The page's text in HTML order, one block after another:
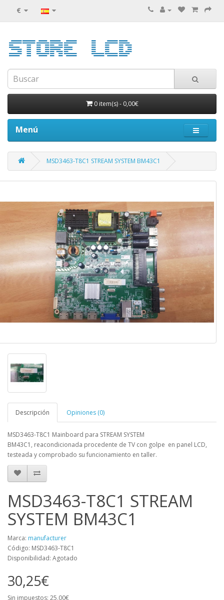
€
0 item(s)- 0,00€
Menú
MSD3463-T8C1 STREAM SYSTEM BM43C1
Descripción Opiniones (0)
MSD3463-T8C1 Mainboard para STREAM SYSTEM
BM43C1 , reacondicionada procedente de TV con golpe en panel LCD,
testeada y comprobado su funcionamiento en taller.
MSD3463-T8C1 STREAM
SYSTEM BM43C1
Marca: manufacturer
Código: MSD3463-T8C1
Disponibilidad: Agotado
30,25€
Sin impuestos: 25,00€